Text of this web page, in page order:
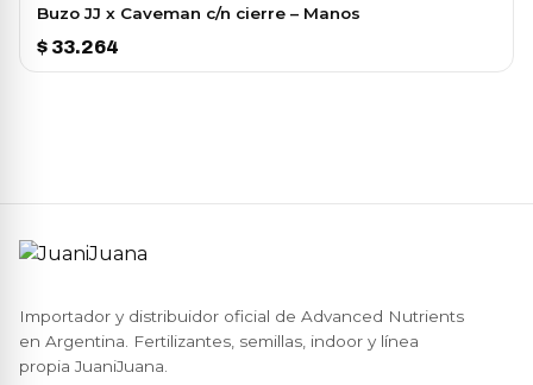
Buzo JJ x Caveman c/n cierre – Manos
$ 33.264
Importador y distribuidor oficial de Advanced Nutrients
en Argentina. Fertilizantes, semillas, indoor y línea
propia JuaniJuana.